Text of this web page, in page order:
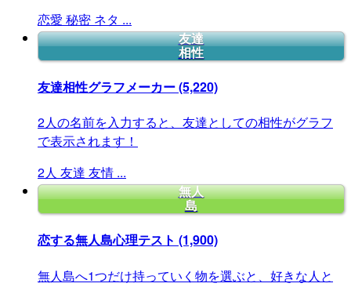
恋愛 秘密 ネタ ...
友達
相性
友達相性グラフメーカー(5,220)
2人の名前を入力すると、友達としての相性がグラフ
で表示されます！
2人 友達 友情 ...
無人
島
恋する無人島心理テスト (1,900)
無人島へ1つだけ持っていく物を選ぶと、好きな人と